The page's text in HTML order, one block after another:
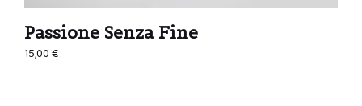
Passione Senza Fine
15,00€